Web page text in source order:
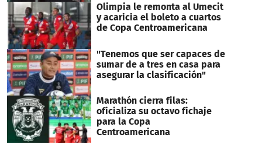
Olimpia le remonta al Umecit
y acaricia el boleto a cuartos
de Copa Centroamericana
"Tenemos que ser capaces de
sumar de a tres en casa para
asegurar la clasificación"
Marathón cierra filas:
oficializa su octavo fichaje
para la Copa
Centroamericana